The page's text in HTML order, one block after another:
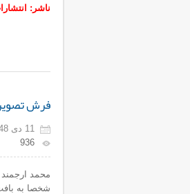
ناشر:
فرش تصویری
11 دی 1348, 03:30
936
محمد
شخصا به